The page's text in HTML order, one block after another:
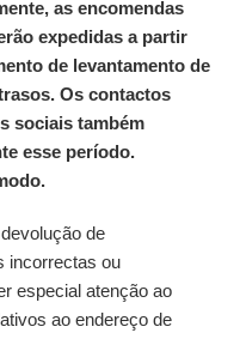
as encomendas
expedidas a partir
de levantamento de
Os contactos
sociais também
esse período.
de
incorrectas ou
especial atenção ao
ao endereço de